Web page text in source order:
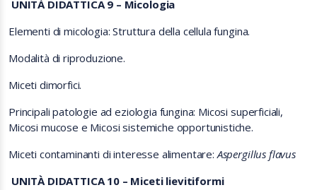
UNITÀ DIDATTICA 9 – Micologia
Elementi di micologia: Struttura della cellula fungina.
Modalità di riproduzione.
Miceti dimorfici.
Principali patologie ad eziologia fungina: Micosi superficiali,
Micosi mucose e Micosi sistemiche opportunistiche.
Miceti contaminanti di interesse alimentare:Aspergillus flavus
UNITÀ DIDATTICA 10 – Miceti lievitiformi